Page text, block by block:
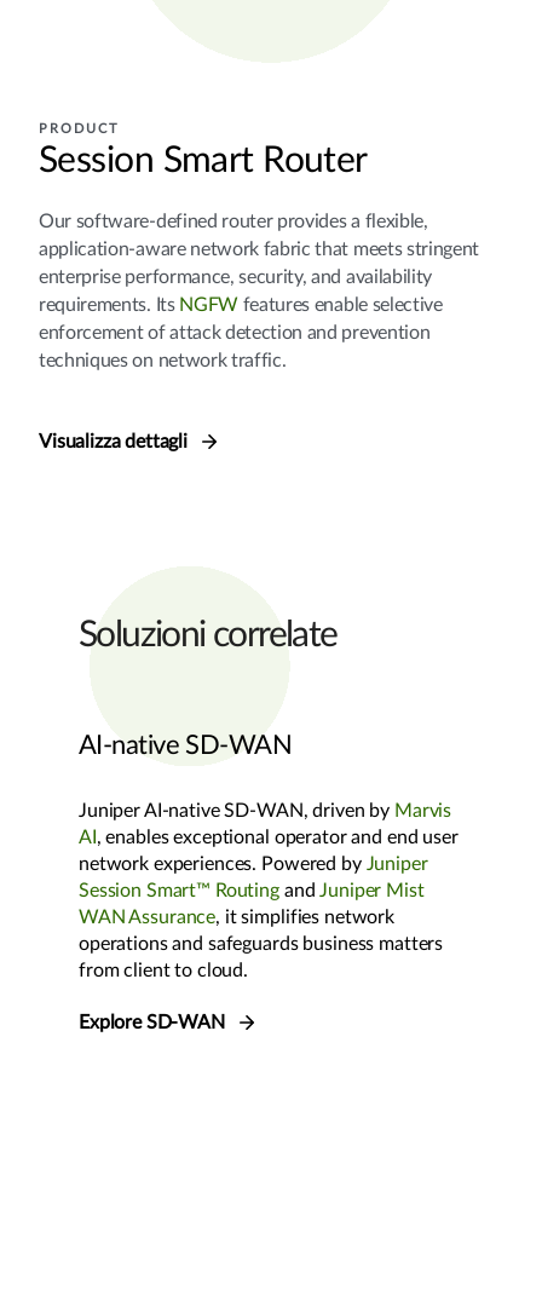
PRODUCT
Session Smart Router
Our software-defined router provides a flexible,
application-aware network fabric that meets stringent
enterprise performance, security, and availability
requirements. Its NGFW features enable selective
enforcement of attack detection and prevention
techniques on network traffic.
Visualizza dettagli
Soluzioni correlate
AI-native SD-WAN
Juniper AI-native SD-WAN, driven by Marvis
AI , enables exceptional operator and end user
network experiences. Powered by Juniper
Session Smart™ RoutingandJuniper Mist
WAN Assurance, it simplifies network
operations and safeguards business matters
from client to cloud.
Explore SD-WAN